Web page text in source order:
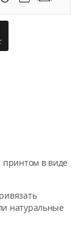
принтом в виде
натуральные